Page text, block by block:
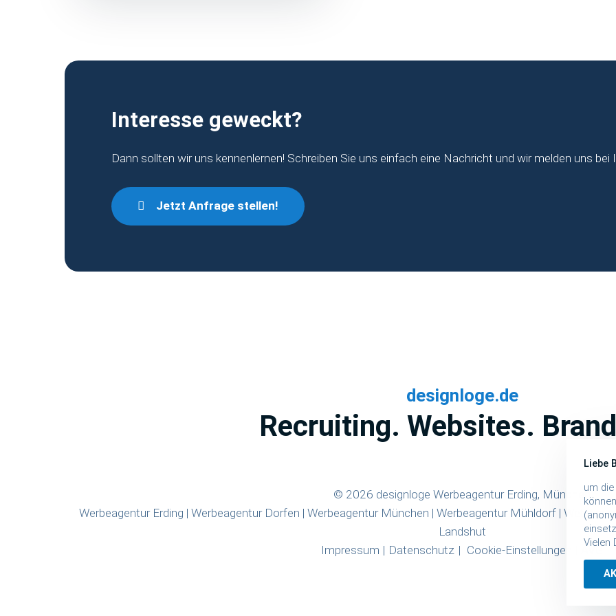
Interesse geweckt?
Dann sollten wir uns kennenlernen! Schreiben Sie uns einfach eine Nachricht und wir melden uns bei
Jetzt Anfrage stellen!
designloge.de
Recruiting. Websites.
© 2026 designloge Werbeagentur Erding, München
Werbeagentur Erding | Werbeagentur Dorfen | Werbeagentur München | Werbeagentur Mühldorf|
Landshut
Impressum
Datenschutz Cookie-Einstellungen AVG
Liebe
um
Vielen